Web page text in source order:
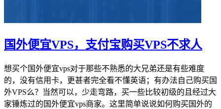
国外便宜VPS，支付宝购买VPS不求人
想买个国外便宜vps对于那些不熟悉的大兄弟还是有些难度
的，没有信用卡，更甚者完全看不懂英语；有办法自己购买国
外VPS么？当然可以，少走弯路，买一些比较初级的且经过大
家锤炼过的国外便宜vps商家。这里简单说说如何购买国外的